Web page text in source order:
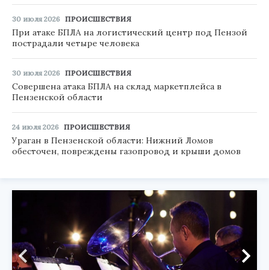
30 июля 2026 ПРОИСШЕСТВИЯ
При атаке БПЛА на логистический центр под Пензой
пострадали четыре человека
30 июля 2026 ПРОИСШЕСТВИЯ
Совершена атака БПЛА на склад маркетплейса в
Пензенской области
24 июля 2026 ПРОИСШЕСТВИЯ
Ураган в Пензенской области: Нижний Ломов
обесточен, повреждены газопровод и крыши домов